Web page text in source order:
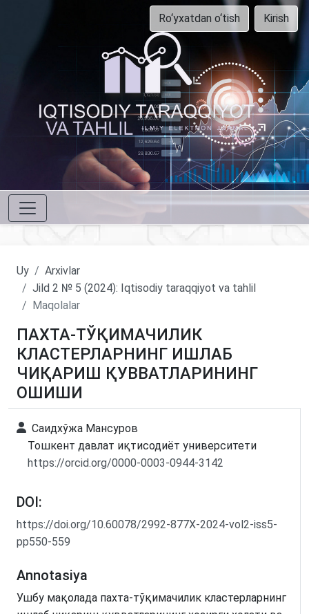
Ro‘yxatdan o‘tish Kirish
Uy
Arxivlar
Jild 2 № 5 (2024): Iqtisodiy taraqqiyot va tahlil
Maqolalar
ПАХТА-ТЎҚИМАЧИЛИК
КЛАСТЕРЛАРНИНГ ИШЛАБ
ЧИҚАРИШ ҚУВВАТЛАРИНИНГ
ОШИШИ
Саидхўжа Мансуров
Тошкент давлат иқтисодиёт университети
https://orcid.org/0000-0003-0944-3142
DOI:
https://doi.org/10.60078/2992-877X-2024-vol2-iss5-
pp550-559
Annotasiya
Ушбу мақолада пахта-тўқимачилик кластерларнинг